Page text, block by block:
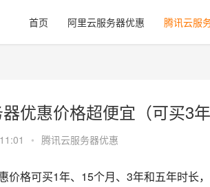
首页 阿里云服务器优惠 腾讯云服
优惠价格超便宜（可买3年
• 腾讯云服务器优惠
价格可买1年、15个月、3年和五年时长